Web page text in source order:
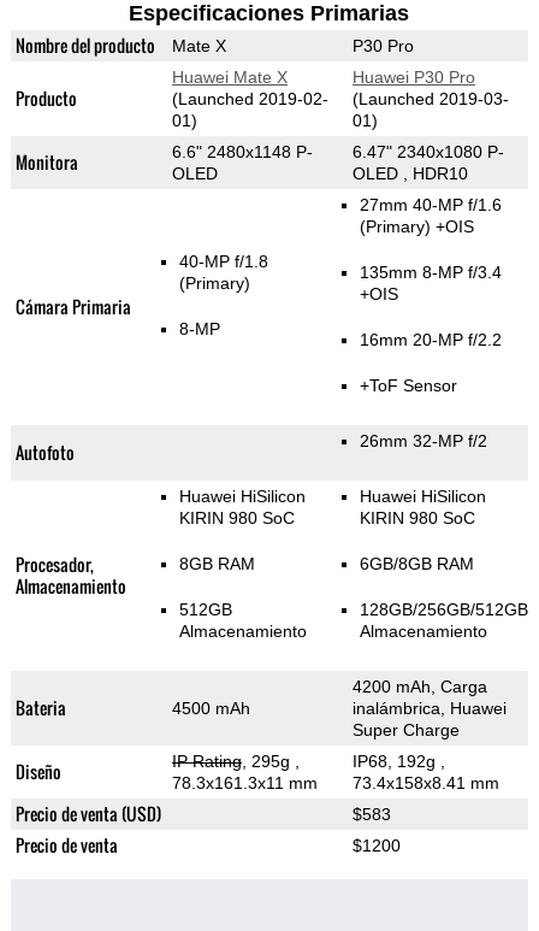
Especificaciones Primarias
Nombre del producto Mate X P30 Pro
Producto
Huawei Mate X
(Launched 2019-02-
01)
Huawei P30 Pro
(Launched 2019-03-
01)
Monitora
6.6" 2480x1148 P-
OLED
6.47" 2340x1080 P-
OLED , HDR10
Cámara Primaria
40-MP f/1.8
(Primary)
8-MP
27mm 40-MP f/1.6
(Primary) +OIS
135mm 8-MP f/3.4
+OIS
16mm 20-MP f/2.2
+ToF Sensor
Autofoto 26mm 32-MP f/2
Procesador,
Almacenamiento
Huawei HiSilicon
KIRIN 980 SoC
8GB RAM
512GB
Almacenamiento
Huawei HiSilicon
KIRIN 980 SoC
6GB/8GB RAM
128GB/256GB/512GB
Almacenamiento
Bateria 4500 mAh
4200 mAh, Carga
inalámbrica, Huawei
Super Charge
Diseño IP Rating, 295g
78.3x161.3x11 mm
IP68, 192g
73.4x158x8.41 mm
Precio de venta (USD) $583
Precio de venta $1200